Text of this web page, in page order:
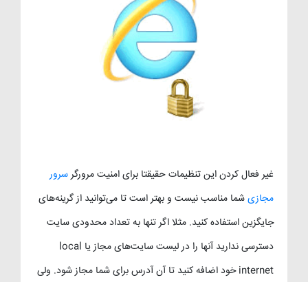
غیر فعال کردن این تنظیمات حقیقتا برای امنیت مرورگرسرور
مجازیشما مناسب نیست و بهتر است تا می‌توانید از گرینه‌های
جایگزین استفاده کنید. مثلا اگر تنها به تعداد محدودی سایت
دسترسی ندارید آنها را در لیست سایت‌های مجاز یا local
internet خود اضافه کنید تا آن آدرس برای شما مجاز شود. ولی